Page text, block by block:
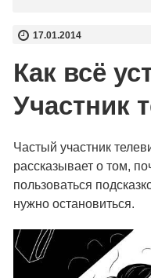
17.01.2014
Как всё
Участник
Частый участник
рассказывает о том,
пользоваться
нужно остановиться.